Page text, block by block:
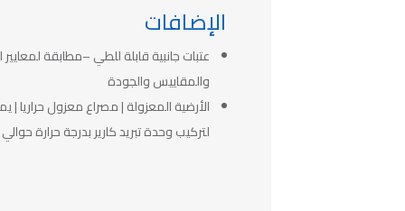
الإضافات
عتبات جانبية قابلة للطي –مطابقة
والمقاييس والجودة
الأرضية المعزولة | مصراع معزول حراريا |
لتركيب وحدة تبريد كارير بدرجة حرارة حوالي 25 درجة